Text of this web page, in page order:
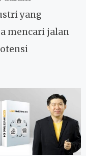
yang
mencari jalan